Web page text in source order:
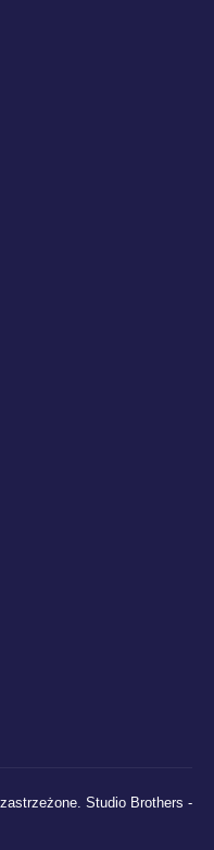
Studio Brothers -